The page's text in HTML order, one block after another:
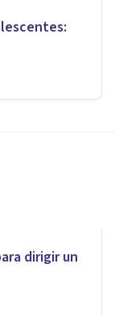
dirigir un